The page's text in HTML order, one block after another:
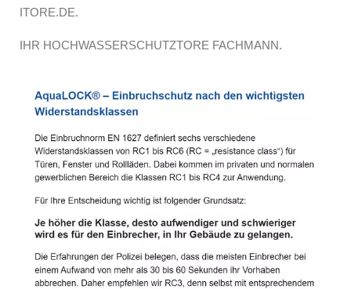
ITORE.DE.
IHR HOCHWASSERSCHUTZTORE FACHMANN.